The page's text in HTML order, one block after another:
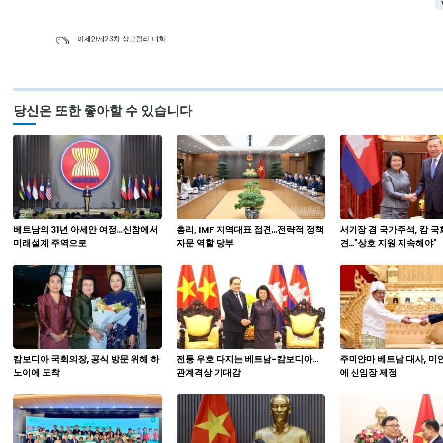
아세안제23차 샹그릴라 대화
당신은 또한 좋아할 수 있습니다
베트남의 31년 아세안 여정...신참에서
미래설계 주역으로
총리, IMF 지역대표 접견...전략적 정책
자문 역할 당부
서기장 겸 국가주석, 캄 국
견..."상호 지원 지속해야"
캄보디아 국회의장, 공식 방문 위해 하
노이에 도착
전통 우호 다지는 베트남-캄보디아...
관계격상 기대감
주미얀마 베트남 대사, 미
에 신임장 제정